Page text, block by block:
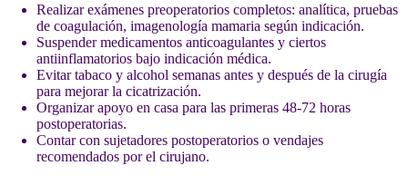
Realizar exámenes preoperatorios completos: analítica, pruebas
de coagulación, imagenología mamaria según indicación.
Suspender medicamentos anticoagulantes y ciertos
antiinflamatorios bajo indicación médica.
Evitar tabaco y alcohol semanas antes y después de la cirugía
para mejorar la cicatrización.
Organizar apoyo en casa para las primeras 48-72 horas
postoperatorias.
Contar con sujetadores postoperatorios o vendajes
recomendados por el cirujano.